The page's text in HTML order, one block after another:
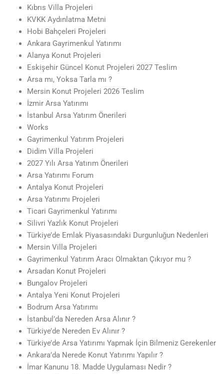
Kıbrıs Villa Projeleri
KVKK Aydınlatma Metni
Hobi Bahçeleri Projeleri
Ankara Gayrimenkul Yatırımı
Alanya Konut Projeleri
Eskişehir Güncel Konut Projeleri 2027 Teslim
Arsa mı, Yoksa Tarla mı ?
Mersin Konut Projeleri 2026 Teslim
İzmir Arsa Yatırımı
İstanbul Arsa Yatırım Önerileri
Works
Gayrimenkul Yatırım Projeleri
Didim Villa Projeleri
2027 Yılı Arsa Yatırım Önerileri
Arsa Yatırımı Forum
Antalya Konut Projeleri
Arsa Yatırımı Projeleri
Ticari Gayrimenkul Yatırımı
Silivri Yazlık Konut Projeleri
Türkiye’de Emlak Piyasasındaki Durgunluğun Nedenleri
Mersin Villa Projeleri
Gayrimenkul Yatırım Aracı Olmaktan Çıkıyor mu ?
Arsadan Konut Projeleri
Bungalov Projeleri
Antalya Yeni Konut Projeleri
Bodrum Arsa Yatırımı
İstanbul’da Nereden Arsa Alınır ?
Türkiye’de Nereden Ev Alınır ?
Türkiye’de Arsa Yatırımı Yapmak İçin Bilmeniz Gerekenler
Ankara’da Nerede Konut Yatırımı Yapılır ?
İmar Kanunu 18. Madde Uygulaması Nedir ?